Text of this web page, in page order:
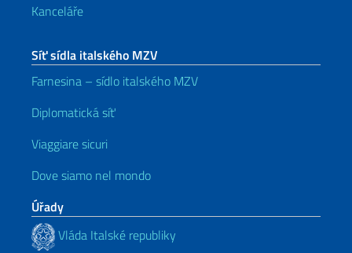
Kanceláře
Síť sídla italského MZV
Farnesina – sídlo italského MZV
Diplomatická síť
Viaggiare sicuri
Dove siamo nel mondo
Úřady
Vláda Italské republiky